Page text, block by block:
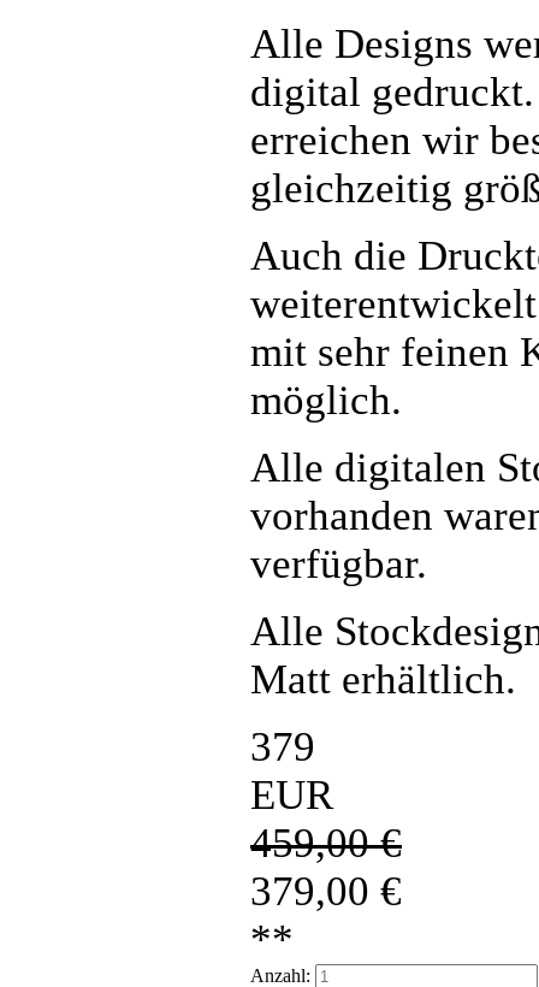
Alle Designs
digital
erreichen wir
gleichzeitig
Auch die
mit sehr feinen
möglich.
Alle digitalen
vorhanden
verfügbar.
Alle
Matt erhältlich.
379
EUR
459,00€
379,00 €
**
Anzahl: